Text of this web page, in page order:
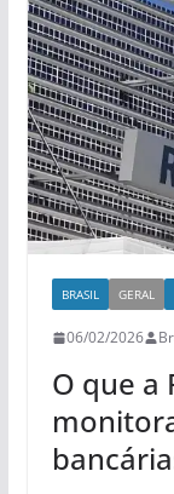
BRASIL GERAL
06/02/2026
O que a